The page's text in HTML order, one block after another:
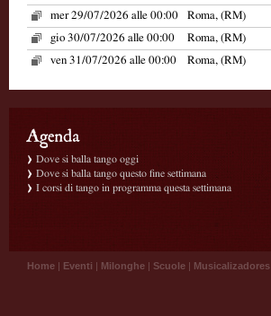
mer 29/07/2026 alle 00:00
Roma, (RM)
gio 30/07/2026 alle 00:00
Roma, (RM)
ven 31/07/2026 alle 00:00
Roma, (RM)
Dove si balla tango oggi
Dove si balla tango questo fine settimana
I corsi di tango in programma questa settimana
Home | Eventi | Milonghe | Scuole | Musicalizadores